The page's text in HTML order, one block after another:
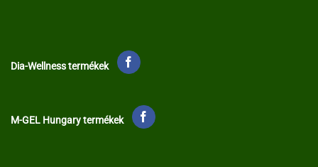
Dia-Wellness termékek
M-GEL Hungary termékek